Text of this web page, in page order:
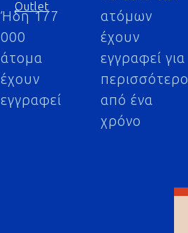
Ήδη 177
000
άτομα
έχουν
εγγραφεί
ατόμων
έχουν
εγγραφεί για
περισσότερο
από ένα
χρόνο
Outlet